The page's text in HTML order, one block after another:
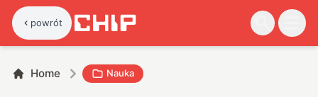
powrót
Home Nauka